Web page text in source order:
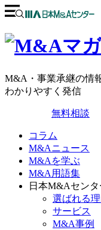
M&A・事業承継の情
わかりやすく発信
無料相談
コラム
M&Aニュース
M&Aを学ぶ
M&A用語集
日本M&Aセンタ
選ばれる
サービス
M&A事例